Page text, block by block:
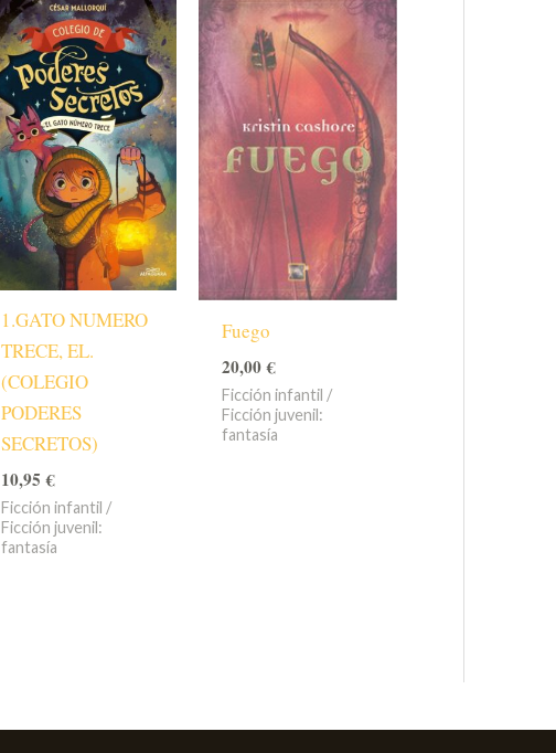
1.GATO NUMERO
TRECE, EL.
(COLEGIO
PODERES
SECRETOS)
10,95€
Ficción infantil /
Ficción juvenil:
fantasía
Fuego
20,00€
Ficción infantil /
Ficción juvenil:
fantasía